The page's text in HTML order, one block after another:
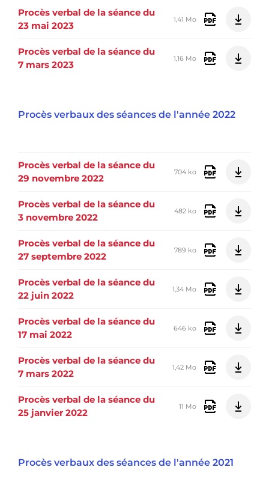
Procès verbal de la séance du
23 mai 2023
1,41 Mo
Procès verbal de la séance du
7 mars 2023
1,16 Mo
Procès verbaux des séances de l'année 2022
Procès verbal de la séance du
29 novembre 2022
704 ko
Procès verbal de la séance du
3 novembre 2022
482 ko
Procès verbal de la séance du
27 septembre 2022
789 ko
Procès verbal de la séance du
22 juin 2022
1,34 Mo
Procès verbal de la séance du
17 mai 2022
646 ko
Procès verbal de la séance du
7 mars 2022
1,42 Mo
Procès verbal de la séance du
25 janvier 2022
11 Mo
Procès verbaux des séances de l'année 2021